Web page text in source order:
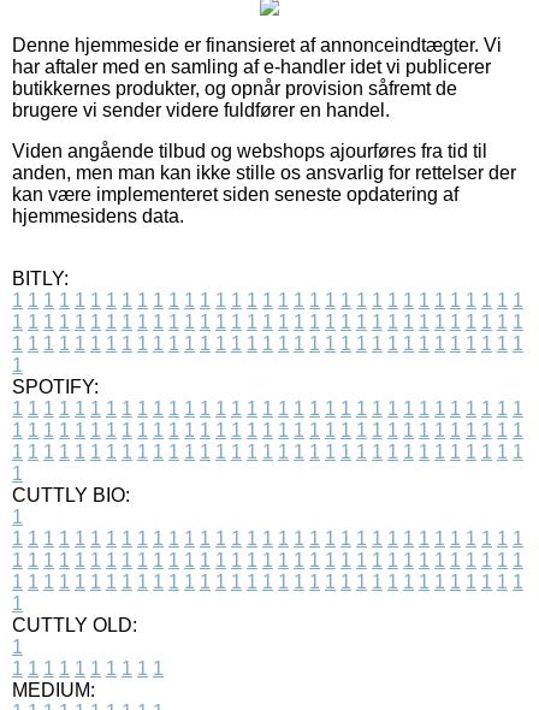
Denne hjemmeside er finansieret af annonceindtægter. Vi
har aftaler med en samling af e-handler idet vi publicerer
butikkernes produkter, og opnår provision såfremt de
brugere vi sender videre fuldfører en handel.
Viden angående tilbud og webshops ajourføres fra tid til
anden, men man kan ikke stille os ansvarlig for rettelser der
kan være implementeret siden seneste opdatering af
hjemmesidens data.
BITLY:
1 1 1 1 1 1 1 1 1 1 1 1 1 1 1 1 1 1 1 1 1 1 1 1 1 1 1 1 1 1 1 1 1
1 1 1 1 1 1 1 1 1 1 1 1 1 1 1 1 1 1 1 1 1 1 1 1 1 1 1 1 1 1 1 1 1
1 1 1 1 1 1 1 1 1 1 1 1 1 1 1 1 1 1 1 1 1 1 1 1 1 1 1 1 1 1 1 1 1
1
SPOTIFY:
1 1 1 1 1 1 1 1 1 1 1 1 1 1 1 1 1 1 1 1 1 1 1 1 1 1 1 1 1 1 1 1 1
1 1 1 1 1 1 1 1 1 1 1 1 1 1 1 1 1 1 1 1 1 1 1 1 1 1 1 1 1 1 1 1 1
1 1 1 1 1 1 1 1 1 1 1 1 1 1 1 1 1 1 1 1 1 1 1 1 1 1 1 1 1 1 1 1 1
1
CUTTLY BIO:
1
1 1 1 1 1 1 1 1 1 1 1 1 1 1 1 1 1 1 1 1 1 1 1 1 1 1 1 1 1 1 1 1 1
1 1 1 1 1 1 1 1 1 1 1 1 1 1 1 1 1 1 1 1 1 1 1 1 1 1 1 1 1 1 1 1 1
1 1 1 1 1 1 1 1 1 1 1 1 1 1 1 1 1 1 1 1 1 1 1 1 1 1 1 1 1 1 1 1 1
1
CUTTLY OLD:
1
1 1 1 1 1 1 1 1 1 1
MEDIUM: